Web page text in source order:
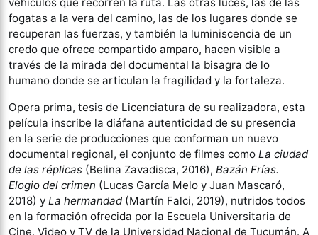
vehículos que recorren la ruta. Las otras luces, las de las
fogatas a la vera del camino, las de los lugares donde se
recuperan las fuerzas, y también la luminiscencia de un
credo que ofrece compartido amparo, hacen visible a
través de la mirada del documental la bisagra de lo
humano donde se articulan la fragilidad y la fortaleza.
Opera prima, tesis de Licenciatura de su realizadora, esta
película inscribe la diáfana autenticidad de su presencia
en la serie de producciones que conforman un nuevo
documental regional, el conjunto de filmes como La ciudad
de las réplicas (Belina Zavadisca, 2016), Bazán Frías.
Elogio del crimen (Lucas García Melo y Juan Mascaró,
2018) y La hermandad (Martín Falci, 2019), nutridos todos
en la formación ofrecida por la Escuela Universitaria de
Cine, Video y TV de la Universidad Nacional de Tucumán. A